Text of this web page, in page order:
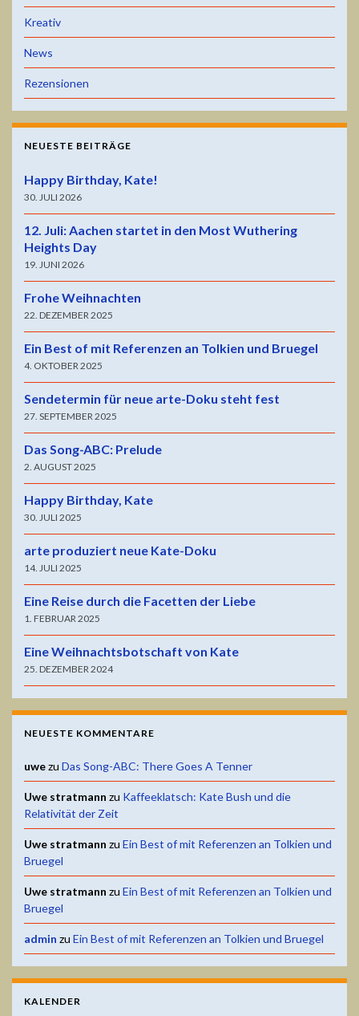
Kreativ
News
Rezensionen
NEUESTE BEITRÄGE
Happy Birthday, Kate!
30. JULI 2026
12. Juli: Aachen startet in den Most Wuthering
Heights Day
19. JUNI 2026
Frohe Weihnachten
22. DEZEMBER 2025
Ein Best of mit Referenzen an Tolkien und Bruegel
4. OKTOBER 2025
Sendetermin für neue arte-Doku steht fest
27. SEPTEMBER 2025
Das Song-ABC: Prelude
2. AUGUST 2025
Happy Birthday, Kate
30. JULI 2025
arte produziert neue Kate-Doku
14. JULI 2025
Eine Reise durch die Facetten der Liebe
1. FEBRUAR 2025
Eine Weihnachtsbotschaft von Kate
25. DEZEMBER 2024
NEUESTE KOMMENTARE
uwezu Das Song-ABC: There Goes A Tenner
Uwe stratmann zu Kaffeeklatsch: Kate Bush und die
Relativität der Zeit
Uwe stratmann zu Ein Best of mit Referenzen an Tolkien und
Bruegel
Uwe stratmann zu Ein Best of mit Referenzen an Tolkien und
Bruegel
admin zu Ein Best of mit Referenzen an Tolkien und Bruegel
KALENDER